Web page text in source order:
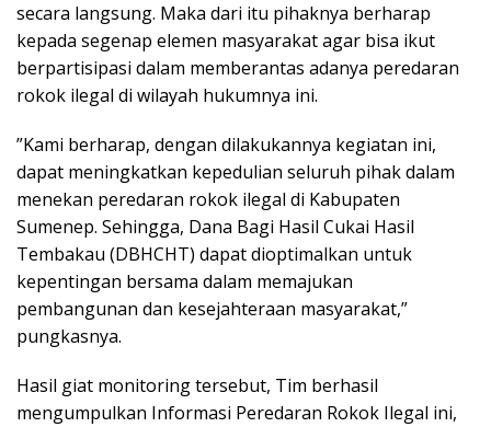
secara langsung. Maka dari itu pihaknya berharap
kepada segenap elemen masyarakat agar bisa ikut
berpartisipasi dalam memberantas adanya peredaran
rokok ilegal di wilayah hukumnya ini.
”Kami berharap, dengan dilakukannya kegiatan ini,
dapat meningkatkan kepedulian seluruh pihak dalam
menekan peredaran rokok ilegal di Kabupaten
Sumenep. Sehingga, Dana Bagi Hasil Cukai Hasil
Tembakau (DBHCHT) dapat dioptimalkan untuk
kepentingan bersama dalam memajukan
pembangunan dan kesejahteraan masyarakat,”
pungkasnya.
Hasil giat monitoring tersebut, Tim berhasil
mengumpulkan Informasi Peredaran Rokok Ilegal ini,